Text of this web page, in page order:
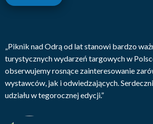
„Piknik nad Odrą od lat stanowi bardzo
turystycznych wydarzeń targowych w
obserwujemy rosnące zainteresowanie
wystawców, jak i odwiedzających.
udziału w tegorocznej edycji.”